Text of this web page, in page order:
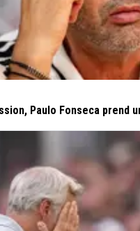
Niakhaté suspendu pour le
tour (tout comme
beaucoup
Répondre
et merciPaulo Fonseca prend